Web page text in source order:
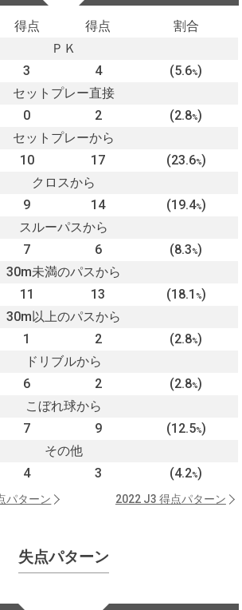
得点 得点
割合
ＰＫ
3 4 (5.6%)
セットプレー直接
0 2 (2.8%)
セットプレーから
10 17 (23.6%)
クロスから
9 14 (19.4%)
スルーパスから
7 6 (8.3%)
30m未満のパスから
11 13 (18.1 %)
30m以上のパスから
1 2 (2.8%)
ドリブルから
6 2 (2.8%)
こぼれ球から
7 9 (12.5%)
その他
4 3 (4.2%)
パターン 2022 J3 得点パターン
失点パターン